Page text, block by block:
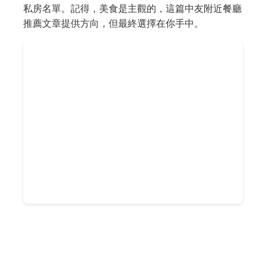
私房名單。記得，美食是主觀的，這篇中友附近餐廳
推薦文章提供方向，但最終選擇在你手中。